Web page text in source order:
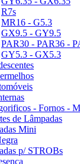
R7s
MR16 - G5.3
GX9.5 - GY9.5
PAR30 - PAR36 -
GY5.3 - GX5.3
- Fornos -
de Lâmpadas
Mini
p/ STROBs